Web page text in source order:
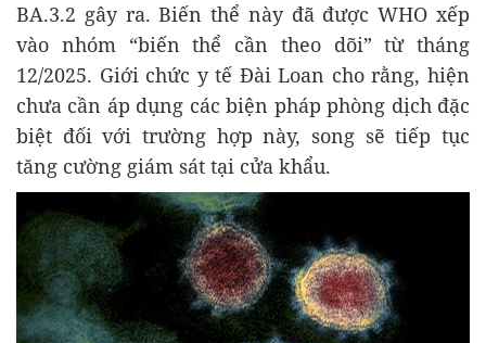
BA.3.2 gây ra. Biến thể này đã được WHO xếp
vào nhóm “biến thể cần theo dõi” từ tháng
12/2025. Giới chức y tế Đài Loan cho rằng, hiện
chưa cần áp dụng các biện pháp phòng dịch đặc
biệt đối với trường hợp này, song sẽ tiếp tục
tăng cường giám sát tại cửa khẩu.